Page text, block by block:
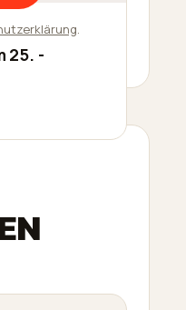
25. -
.